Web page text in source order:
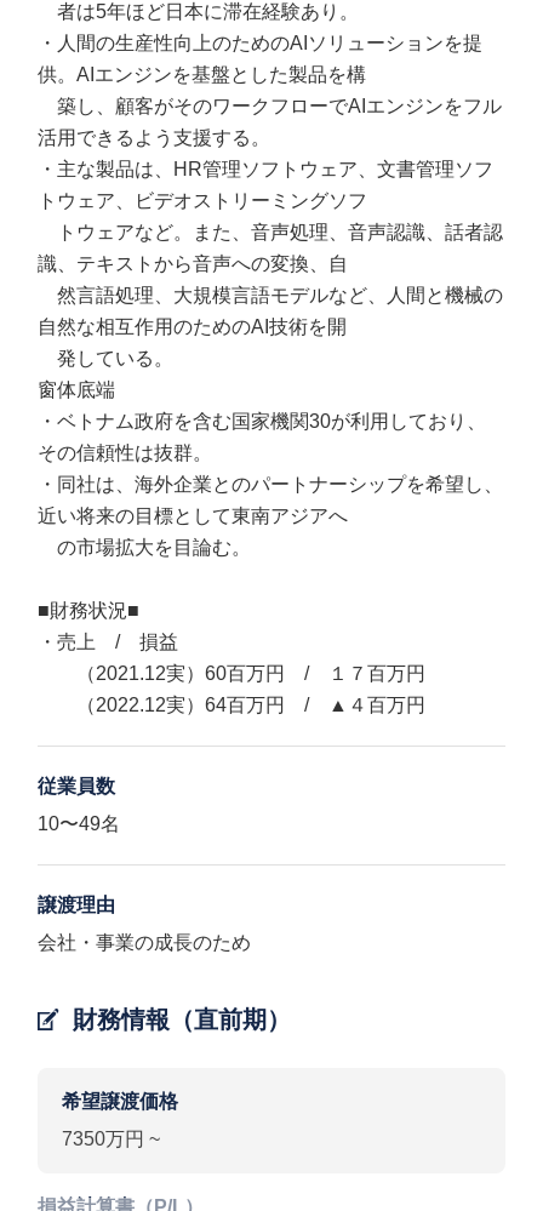
者は5年ほど日本に滞在経験あり。
・人間の生産性向上のためのAIソリューションを提
供。AIエンジンを基盤とした製品を構
築し、顧客がそのワークフローでAIエンジンをフル
活用できるよう支援する。
・主な製品は、HR管理ソフトウェア、文書管理ソフ
トウェア、ビデオストリーミングソフ
トウェアなど。また、音声処理、音声認識、話者認
識、テキストから音声への変換、自
然言語処理、大規模言語モデルなど、人間と機械の
自然な相互作用のためのAI技術を開
発している。
窗体底端
・ベトナム政府を含む国家機関30が利用しており、
その信頼性は抜群。
・同社は、海外企業とのパートナーシップを希望し、
近い将来の目標として東南アジアへ
の市場拡大を目論む。
■財務状況■
・売上 / 損益
（2021.12実）60百万円 / １７百万円
（2022.12実）64百万円 / ▲４百万円
従業員数
10〜49名
譲渡理由
会社・事業の成長のため
財務情報（直前期）
希望譲渡価格
7350万円 ~
損益計算書（P/L）